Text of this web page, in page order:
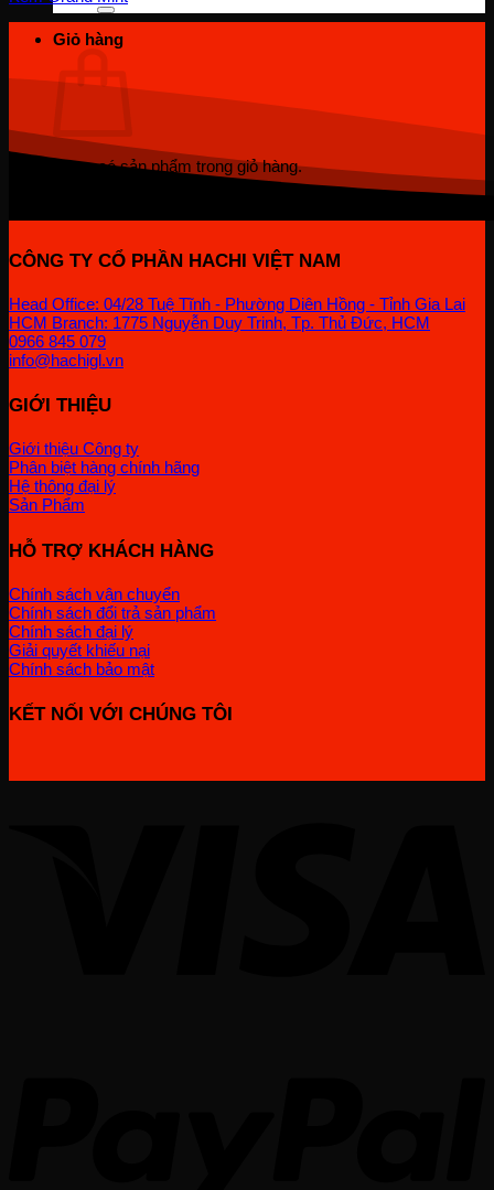
Giỏ hàng
Chưa có sản phẩm trong giỏ hàng.
CÔNG TY CỔ PHẦN HACHI VIỆT NAM
Head Office: 04/28 Tuệ Tĩnh - Phường Diên Hồng - Tỉnh Gia Lai
HCM Branch: 1775 Nguyễn Duy Trinh, Tp. Thủ Đức, HCM
0966 845 079
info@hachigl.vn
GIỚI THIỆU
Giới thiệu Công ty
Phân biệt hàng chính hãng
Hệ thông đại lý
Sản Phẩm
HỖ TRỢ KHÁCH HÀNG
Chính sách vận chuyển
Chính sách đổi trả sản phẩm
Chính sách đại lý
Giải quyết khiếu nại
Chính sách bảo mật
KẾT NỐI VỚI CHÚNG TÔI